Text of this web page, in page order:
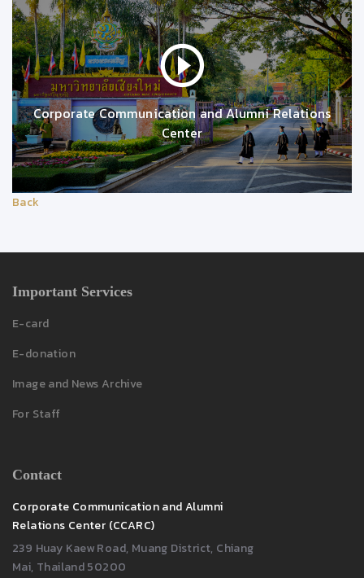
Corporate Communication and Alumni Relations
Center
Back
Important Services
E-card
E-donation
Image and News Archive
For Staff
Contact
Corporate Communication and Alumni
Relations Center (CCARC)
239 Huay Kaew Road, Muang District, Chiang
Mai, Thailand 50200